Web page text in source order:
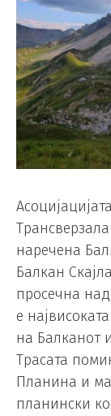
наречена
Балкан
просечна
е
на Балканот
Трасата
Планина и
планински